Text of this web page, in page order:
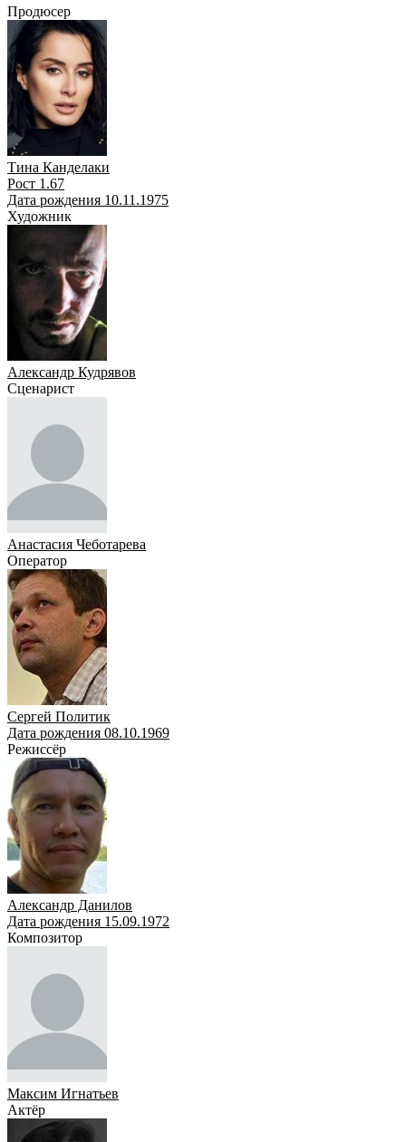
Продюсер
Тина Канделаки
Рост 1.67
Дата рождения 10.11.1975
Художник
Александр Кудрявов
Сценарист
Анастасия Чеботарева
Оператор
Сергей Политик
Дата рождения 08.10.1969
Режиссёр
Александр Данилов
Дата рождения 15.09.1972
Композитор
Максим Игнатьев
Актёр